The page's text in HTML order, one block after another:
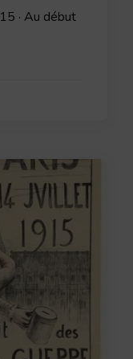
· Au début